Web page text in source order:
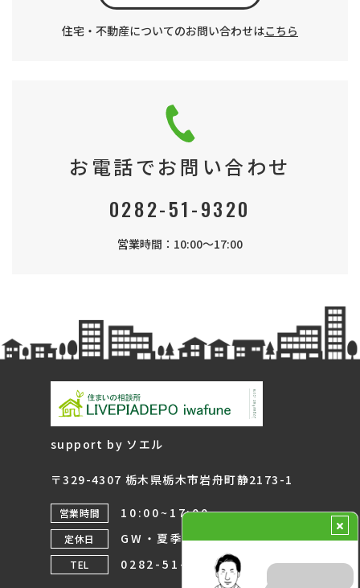
住宅・不動産についてのお問い合わせはこちら
お電話でお問い合わせ
0282-51-9320
営業時間：10:00～17:00
support by ソエル
〒329-4307 栃木県栃木市岩舟町静2173-1
営業時間 10:00~17:00
定休日 GW・夏季・年末年始
TEL 0282-51-9320